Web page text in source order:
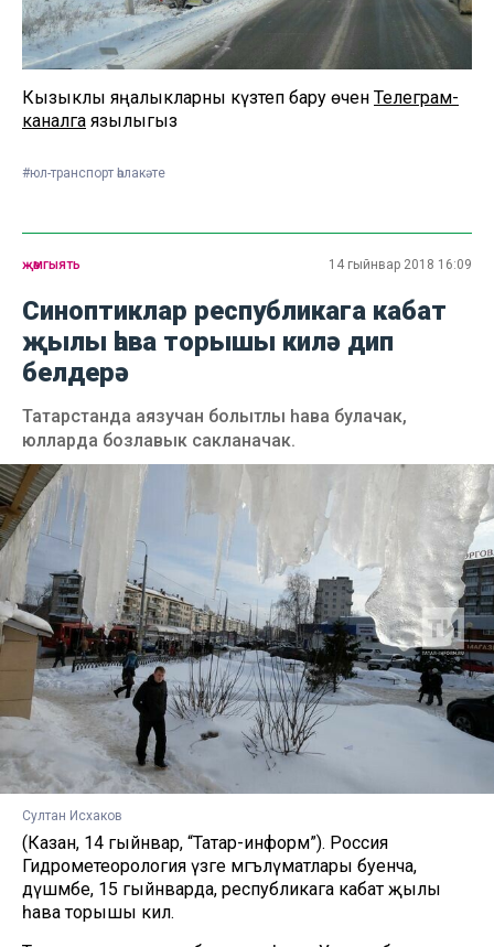
Кызыклы яңалыкларны күзәтеп бару өчен Телеграм-
каналга язылыгыз
#юл-транспорт һәлакәте
җәмгыять 14 гыйнвар 2018 16:09
Синоптиклар республикага кабат
җылы һава торышы килә дип
белдерә
Татарстанда аязучан болытлы һава булачак,
юлларда бозлавык сакланачак.
Султан Исхаков
(Казан, 14 гыйнвар, “Татар-информ”). Россия
Гидрометеорология үзәге мәгълүматлары буенча,
дүшәмбе, 15 гыйнварда, республикага кабат җылы
һава торышы килә.